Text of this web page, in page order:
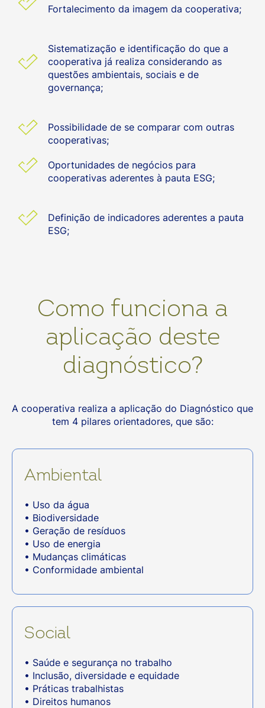
Fortalecimento da imagem da cooperativa;
Sistematização e identificação do que a
cooperativa já realiza considerando as
questões ambientais, sociais e de
governança;
Possibilidade de se comparar com outras
cooperativas;
Oportunidades de negócios para
cooperativas aderentes à pauta ESG;
Definição de indicadores aderentes a pauta
ESG;
Como funciona a
aplicação deste
diagnóstico?
A cooperativa realiza a aplicação do Diagnóstico que
tem 4 pilares orientadores, que são:
Ambiental
• Uso da água
• Biodiversidade
• Geração de resíduos
• Uso de energia
• Mudanças climáticas
• Conformidade ambiental
Social
• Saúde e segurança no trabalho
• Inclusão, diversidade e equidade
• Práticas trabalhistas
• Direitos humanos